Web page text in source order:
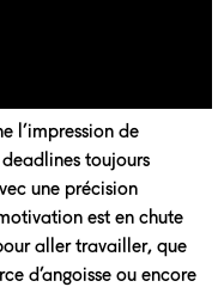
l’impression de
toujours
une précision
est en chute
aller travailler, que
d’angoisse ou encore